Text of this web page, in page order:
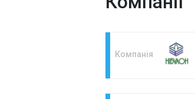
Компанія